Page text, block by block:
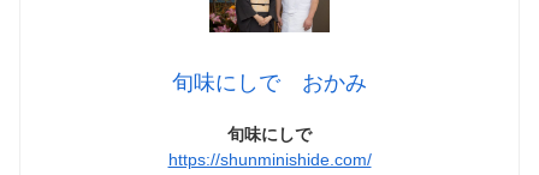
旬味にしで おかみ
旬味にしで
https://shunminishide.com/